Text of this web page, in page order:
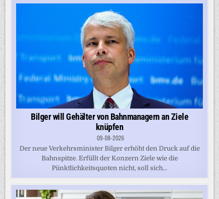
Bilger will Gehälter von Bahnmanagern an Ziele
knüpfen
09-08-2026
Der neue Verkehrsminister Bilger erhöht den Druck auf die
Bahnspitze. Erfüllt der Konzern Ziele wie die
Pünktlichkeitsquoten nicht, soll sich...